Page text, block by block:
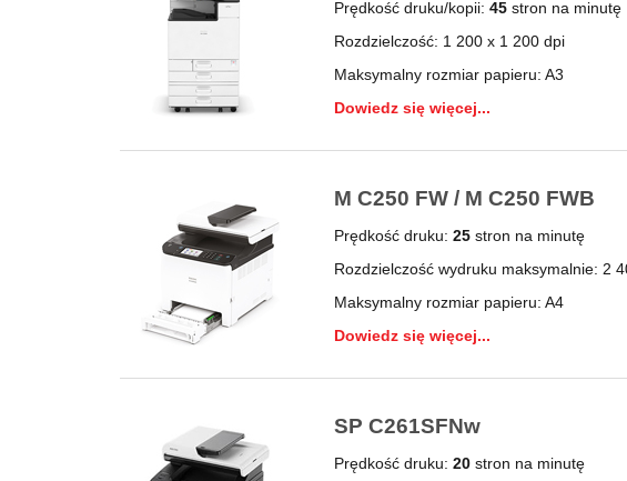
Prędkość druku/kopii: 45 stron na minutę
Rozdzielczość: 1 200 x 1 200 dpi
Maksymalny rozmiar papieru: A3
Dowiedz się więcej...
M C250 FW / M C250 FWB
Prędkość druku: 25 stron na minutę
Rozdzielczość wydruku maksymalnie: 2
Maksymalny rozmiar papieru: A4
Dowiedz się więcej...
SP C261SFNw
Prędkość druku: 20 stron na minutę